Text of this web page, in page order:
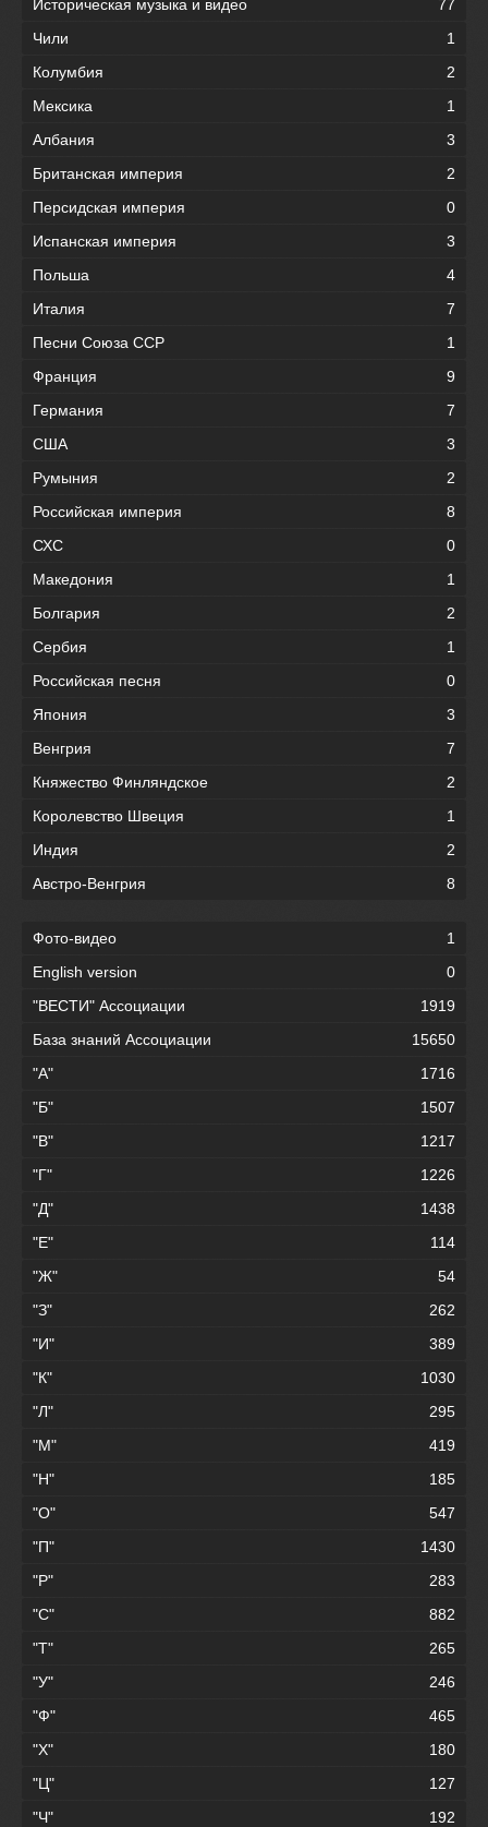
Историческая музыка и видео
77
Чили
1
Колумбия
2
Мексика
1
Албания
3
Британская империя
2
Персидская империя
0
Испанская империя
3
Польша
4
Италия
7
Песни Союза ССР
1
Франция
9
Германия
7
США
3
Румыния
2
Российская империя
8
СХС
0
Македония
1
Болгария
2
Сербия
1
Российская песня
0
Япония
3
Венгрия
7
Княжество Финляндское
2
Королевство Швеция
1
Индия
2
Австро-Венгрия
8
Фото-видео
1
English version
0
"ВЕСТИ" Ассоциации
1919
База знаний Ассоциации
15650
"А"
1716
"Б"
1507
"В"
1217
"Г"
1226
"Д"
1438
"Е"
114
"Ж"
54
"З"
262
"И"
389
"К"
1030
"Л"
295
"М"
419
"Н"
185
"О"
547
"П"
1430
"Р"
283
"С"
882
"Т"
265
"У"
246
"Ф"
465
"Х"
180
"Ц"
127
"Ч"
192